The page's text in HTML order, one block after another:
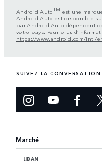
Android AutoTM est une
Android Auto est disponible
par Android Auto dépendent
votre pays. Pour plus
https://www.android.com/intl/
SUIVEZ LA CONVERSATION
Marché
LIBAN